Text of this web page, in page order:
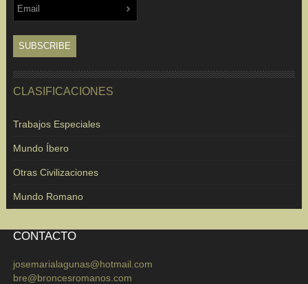
CLASIFICACIONES
Trabajos Especiales
Mundo Íbero
Otras Civilizaciones
Mundo Romano
CONTACTO
josemarialagunas@hotmail.com
bre@broncesromanos.com